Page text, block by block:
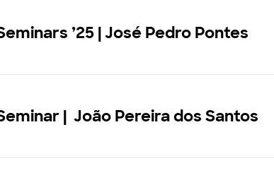
’25 | José Pedro Pontes
| João Pereira dos Santos